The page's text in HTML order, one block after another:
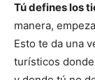
Tú defines los
manera,
Esto te da una
turísticos